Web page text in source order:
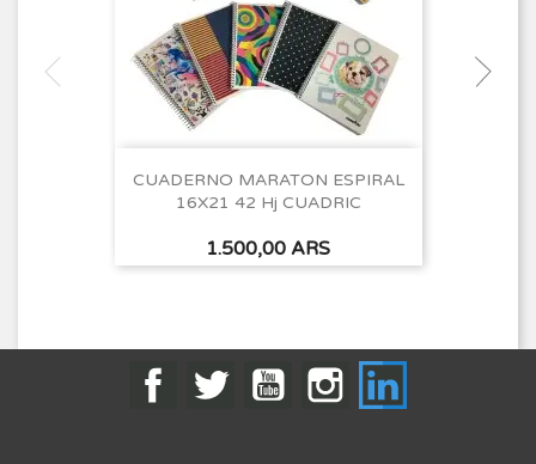
CUADERNO MARATON ESPIRAL
16X21 42 Hj CUADRIC
Precio
1.500,00 ARS
FacebookTwitter YouTubeInstagram